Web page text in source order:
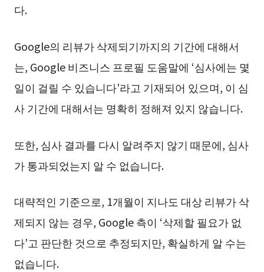
다.
Google의 리뷰가 삭제되기까지의 기간에 대해서
는, Google 비즈니스 프로필 도움말에 ‘심사에는 몇
일이 걸릴 수 있습니다’라고 기재되어 있으며, 이 심
사 기간에 대해서는 명확히 정해져 있지 않습니다.
또한, 심사 결과를 다시 알려주지 않기 때문에, 심사
가 통과되었는지 알 수 없습니다.
대략적인 기준으로, 1개월이 지나도 대상 리뷰가 삭
제되지 않는 경우, Google 측이 ‘삭제할 필요가 없
다’고 판단한 것으로 추정되지만, 확실하게 알 수는
없습니다.